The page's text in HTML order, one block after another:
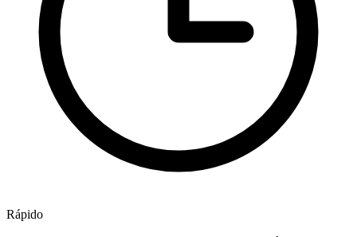
Rápido